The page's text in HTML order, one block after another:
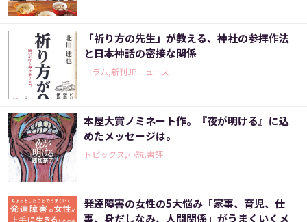
「祈り方の先生」が教える、神社の参拝作法
と日本神話の密接な関係
コラム,新刊JPニュース
本屋大賞ノミネート作。『夜が明ける』に込
めたメッセージは。
トピックス,小説,書評
発達障害の女性の5大悩み「家事、育児、仕
事、身だしなみ、人間関係」がうまくいくメ